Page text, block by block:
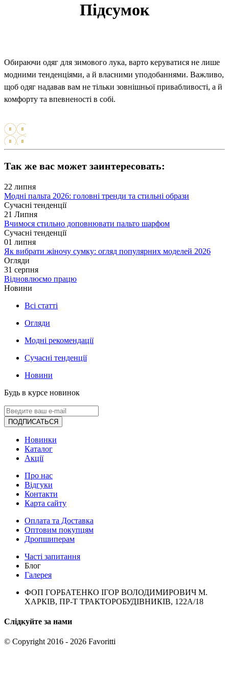
Підсумок
Обираючи одяг для зимового лука, варто керуватися не лише
модними тенденціями, а й власними уподобаннями. Важливо,
щоб одяг надавав вам не тільки зовнішньої привабливості, а й
комфорту та впевненості в собі.
Так же вас может заинтересовать:
22 липня
Модні пальта 2026: головні тренди та стильні образи
Сучасні тенденції
21 Липня
Вчимося стильно доповнювати пальто шарфом
Сучасні тенденції
01 липня
Як вибрати жіночу сумку: огляд популярних моделей 2026
Огляди
31 серпня
Відновлюємо працю
Новини
Всі статті
Огляди
Модні рекомендації
Сучасні тенденції
Новини
Будь в курсе новинок
ПОДПИСАТЬСЯ
Новинки
Каталог
Акції
Про нас
Відгуки
Контакти
Карта сайту
Оплата та Доставка
Оптовим покупцям
Дропшиперам
Часті запитання
Блог
Галерея
ФОП ГОРБАТЕНКО ІГОР ВОЛОДИМИРОВИЧ М.
ХАРКІВ, ПР-Т ТРАКТОРОБУДІВНИКІВ, 122А/18
Слідкуйте за нами
© Copyright 2016 - 2026 Favoritti